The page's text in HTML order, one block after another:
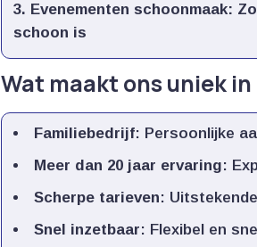
Evenementen schoonmaak:
schoon is
Wat maakt ons uniek
Familiebedrijf: Persoonlijke
Meer dan 20 jaar ervaring:
Scherpe tarieven:
Snel inzetbaar: Flexibel en